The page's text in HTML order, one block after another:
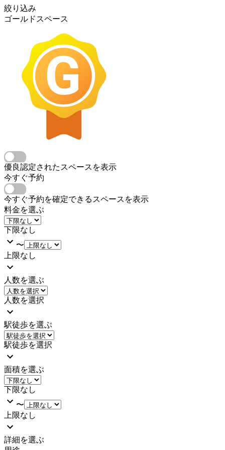
絞り込み
ゴールドスペース
優良認定されたスペースを表示
今すぐ予約
今すぐ予約を確定できるスペースを表示
料金を選ぶ
下限なし
〜
上限なし
人数を選ぶ
人数を選択
駅徒歩を選ぶ
駅徒歩を選択
面積を選ぶ
下限なし
〜
上限なし
詳細を選ぶ